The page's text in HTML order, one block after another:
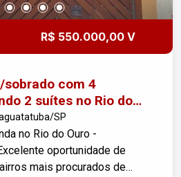
R$ 550.000,00 V
com 4
2 suítes no Rio do
SP
no Rio do Ouro -
oportunidade de
mais procurados de